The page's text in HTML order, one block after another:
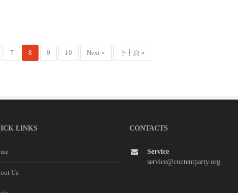
7 8 9 10 Next » 下十頁 »
LINKS
Us
CONTACTS
Service
service@contentparty.org